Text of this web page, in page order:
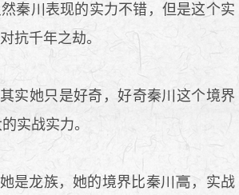
秦川表现的实力不错，但是这个实
抗千年之劫。
实她只是好奇，好奇秦川这个境界
实战实力。
是龙族，她的境界比秦川
，实战